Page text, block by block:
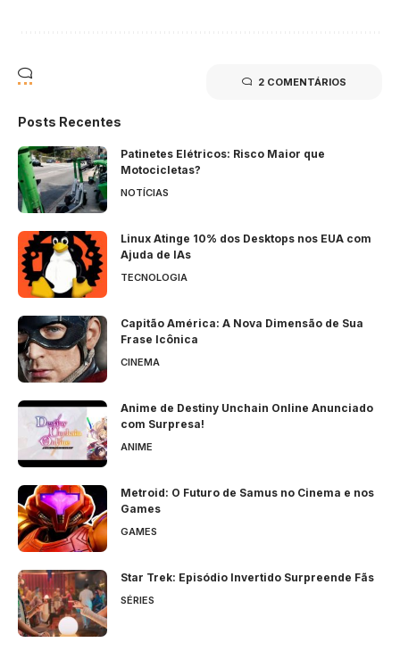
2 COMENTÁRIOS
Posts Recentes
Patinetes Elétricos: Risco Maior que
Motocicletas?
NOTÍCIAS
Linux Atinge 10% dos Desktops nos EUA com
Ajuda de IAs
TECNOLOGIA
Capitão América: A Nova Dimensão de Sua
Frase Icônica
CINEMA
Anime de Destiny Unchain Online Anunciado
com Surpresa!
ANIME
Metroid: O Futuro de Samus no Cinema e nos
Games
GAMES
Star Trek: Episódio Invertido Surpreende Fãs
SÉRIES